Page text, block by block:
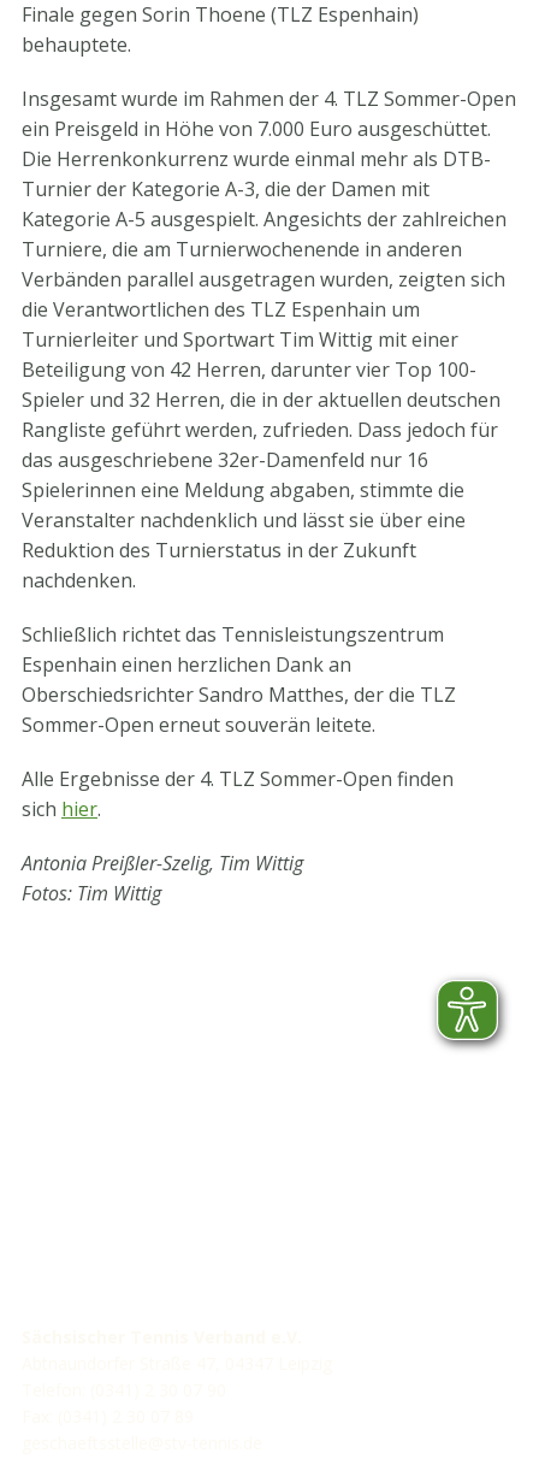
Finale gegen Sorin Thoene (TLZ Espenhain)
behauptete.
Insgesamt wurde im Rahmen der 4. TLZ Sommer-Open
ein Preisgeld in Höhe von 7.000 Euro ausgeschüttet.
Die Herrenkonkurrenz wurde einmal mehr als DTB-
Turnier der Kategorie A-3, die der Damen mit
Kategorie A-5 ausgespielt. Angesichts der zahlreichen
Turniere, die am Turnierwochenende in anderen
Verbänden parallel ausgetragen wurden, zeigten sich
die Verantwortlichen des TLZ Espenhain um
Turnierleiter und Sportwart Tim Wittig mit einer
Beteiligung von 42 Herren, darunter vier Top 100-
Spieler und 32 Herren, die in der aktuellen deutschen
Rangliste geführt werden, zufrieden. Dass jedoch für
das ausgeschriebene 32er-Damenfeld nur 16
Spielerinnen eine Meldung abgaben, stimmte die
Veranstalter nachdenklich und lässt sie über eine
Reduktion des Turnierstatus in der Zukunft
nachdenken.
Schließlich richtet das Tennisleistungszentrum
Espenhain einen herzlichen Dank an
Oberschiedsrichter Sandro Matthes, der die TLZ
Sommer-Open erneut souverän leitete.
Alle Ergebnisse der 4. TLZ Sommer-Open finden
sich hier.
Antonia Preißler-Szelig, Tim Wittig
Fotos: Tim Wittig